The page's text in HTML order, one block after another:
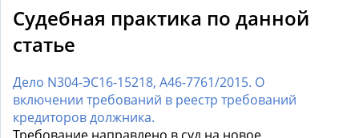
Судебная практика по данной
статье
Дело N304-ЭС16-15218, А46-7761/2015. О
включении требований в реестр требований
кредиторов должника.